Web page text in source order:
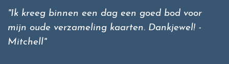
"Ik kreeg binnen een dag een goed bod voor
mijn oude verzameling kaarten. Dankjewel! -
Mitchell"